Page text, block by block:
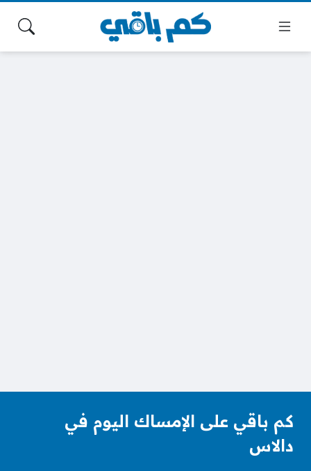
كم باقي على الإمساك اليوم في
دالاس